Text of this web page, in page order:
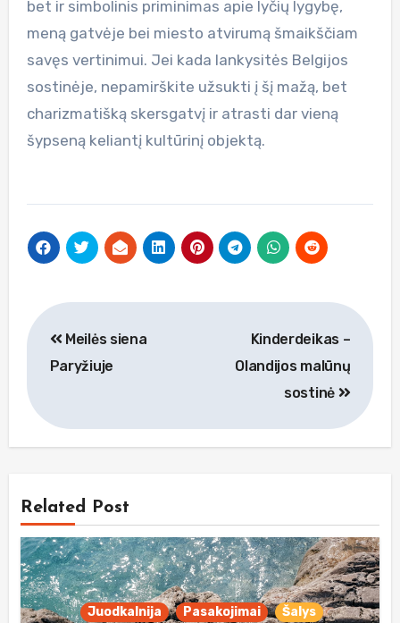
bet ir simbolinis priminimas apie lyčių lygybę,
meną gatvėje bei miesto atvirumą šmaikščiam
savęs vertinimui. Jei kada lankysitės Belgijos
sostinėje, nepamirškite užsukti į šį mažą, bet
charizmatišką skersgatvį ir atrasti dar vieną
šypseną keliantį kultūrinį objektą.
Navigacija
tarp
įrašų
Meilės siena
Paryžiuje
Kinderdeikas –
Olandijos malūnų
sostinė
Related Post
Juodkalnija Pasakojimai Šalys